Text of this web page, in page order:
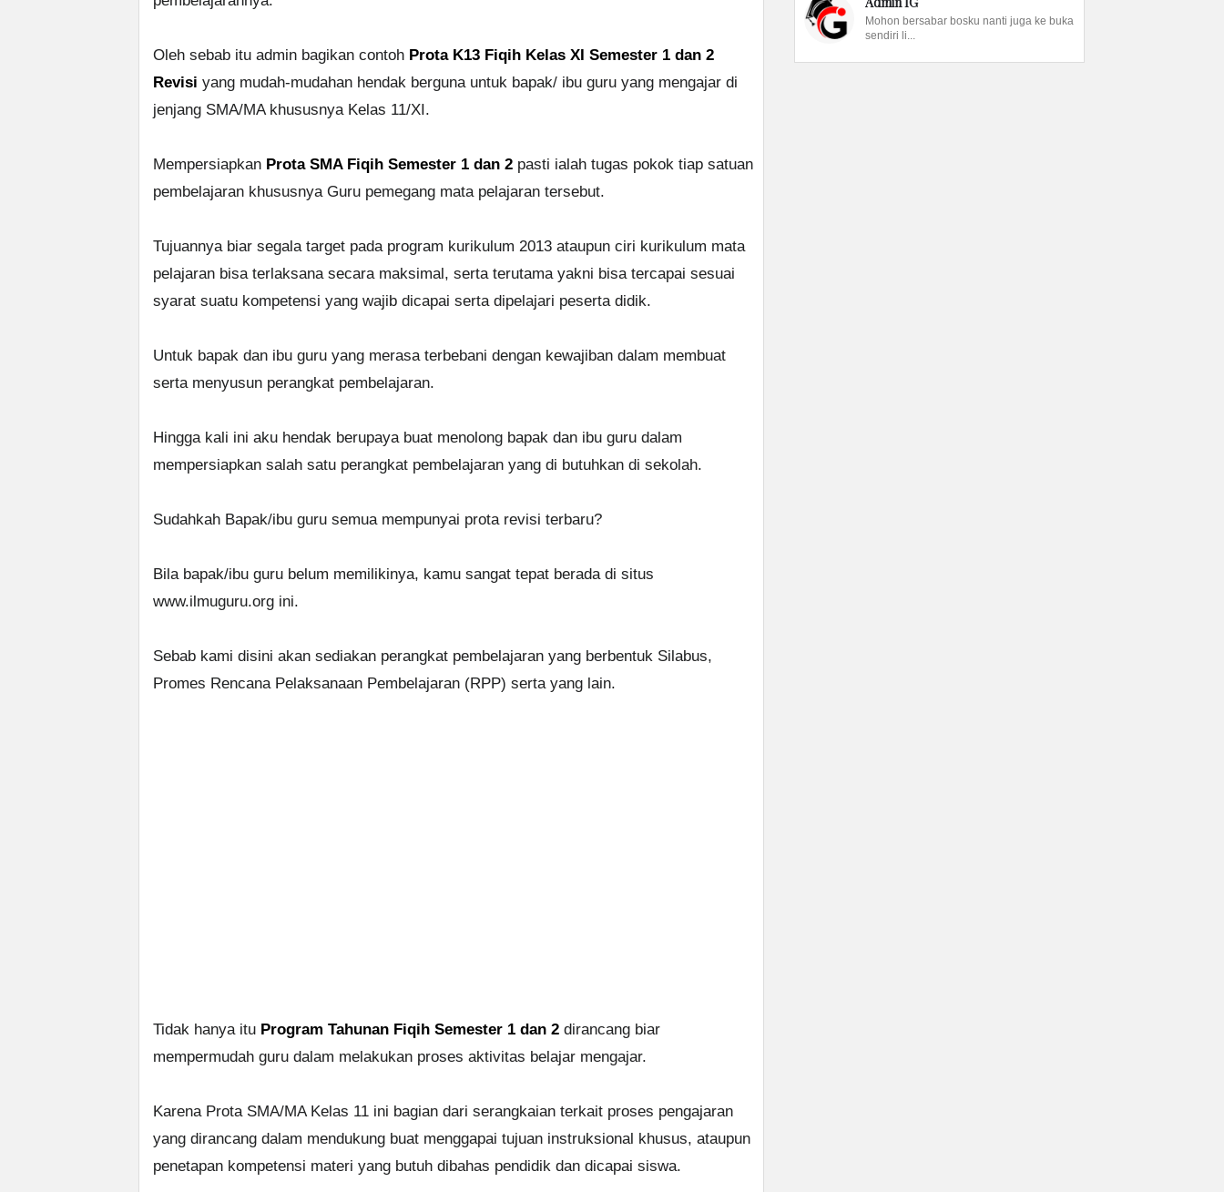
Oleh sebab itu admin bagikan contoh Prota K13 Fiqih Kelas XI Semester 1 dan 2
Revisi yang mudah-mudahan hendak berguna untuk bapak/ ibu guru yang mengajar di
jenjang SMA/MA khususnya Kelas 11/XI.
Mempersiapkan Prota SMA Fiqih Semester 1 dan 2 pasti ialah tugas pokok tiap satuan
pembelajaran khususnya Guru pemegang mata pelajaran tersebut.
Tujuannya biar segala target pada program kurikulum 2013 ataupun ciri kurikulum mata
pelajaran bisa terlaksana secara maksimal, serta terutama yakni bisa tercapai sesuai
syarat suatu kompetensi yang wajib dicapai serta dipelajari peserta didik.
Untuk bapak dan ibu guru yang merasa terbebani dengan kewajiban dalam membuat
serta menyusun perangkat pembelajaran.
Hingga kali ini aku hendak berupaya buat menolong bapak dan ibu guru dalam
mempersiapkan salah satu perangkat pembelajaran yang di butuhkan di sekolah.
Sudahkah Bapak/ibu guru semua mempunyai prota revisi terbaru?
Bila bapak/ibu guru belum memilikinya, kamu sangat tepat berada di situs
www.ilmuguru.org ini.
Sebab kami disini akan sediakan perangkat pembelajaran yang berbentuk Silabus,
Promes Rencana Pelaksanaan Pembelajaran (RPP) serta yang lain.
Tidak hanya itu Program Tahunan Fiqih Semester 1 dan 2 dirancang biar
mempermudah guru dalam melakukan proses aktivitas belajar mengajar.
Karena Prota SMA/MA Kelas 11 ini bagian dari serangkaian terkait proses pengajaran
yang dirancang dalam mendukung buat menggapai tujuan instruksional khusus, ataupun
penetapan kompetensi materi yang butuh dibahas pendidik dan dicapai siswa.
Mohon bersabar bosku nanti juga ke buka
sendiri li...